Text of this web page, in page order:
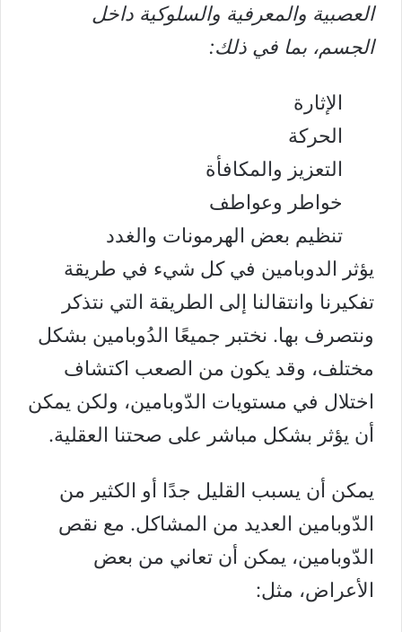
العصبية والمعرفية والسلوكية داخل
الجسم، بما في ذلك:
الإثارة
الحركة
التعزيز والمكافأة
خواطر وعواطف
تنظيم بعض الهرمونات والغدد
يؤثر الدوبامين في كل شيء في طريقة
تفكيرنا وانتقالنا إلى الطريقة التي نتذكر
ونتصرف بها. نختبر جميعًا الدُوبامين بشكل
مختلف، وقد يكون من الصعب اكتشاف
اختلال في مستويات الدّوبامين، ولكن يمكن
أن يؤثر بشكل مباشر على صحتنا العقلية.
يمكن أن يسبب القليل جدًا أو الكثير من
الدّوبامين العديد من المشاكل. مع نقص
الدّوبامين، يمكن أن تعاني من بعض
الأعراض، مثل: